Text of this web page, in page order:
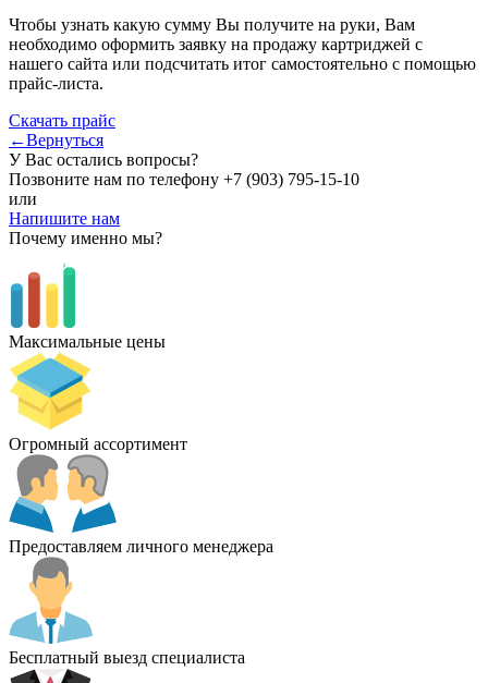
Чтобы узнать какую сумму Вы получите на руки, Вам
необходимо оформить заявку на продажу картриджей с
нашего сайта или подсчитать итог самостоятельно с помощью
прайс-листа.
Скачать прайс
←Вернуться
У Вас остались вопросы?
Позвоните нам по телефону +7 (903) 795-15-10
или
Напишите нам
Почему именно мы?
Максимальные цены
Огромный ассортимент
Предоставляем личного менеджера
Бесплатный выезд специалиста